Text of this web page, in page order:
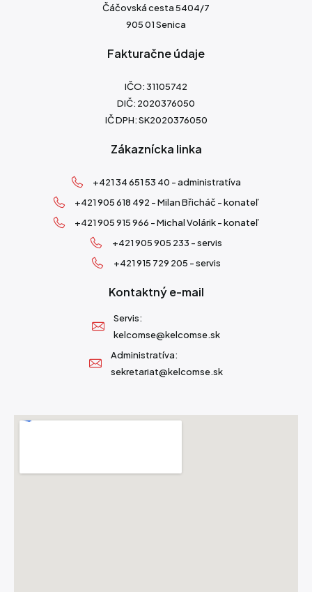
Čáčovská cesta 5404/7
905 01 Senica
Fakturačne údaje
IČO: 31105742
DIČ: 2020376050
IČ DPH: SK2020376050
Zákaznícka linka
+421 34 651 53 40 - administratíva
+421 905 618 492 - Milan Břicháč - konateľ
+421 905 915 966 - Michal Volárik - konateľ
+421 905 905 233 - servis
+421 915 729 205 - servis
Kontaktný e-mail
Servis:
kelcomse@kelcomse.sk
Administratíva:
sekretariat@kelcomse.sk